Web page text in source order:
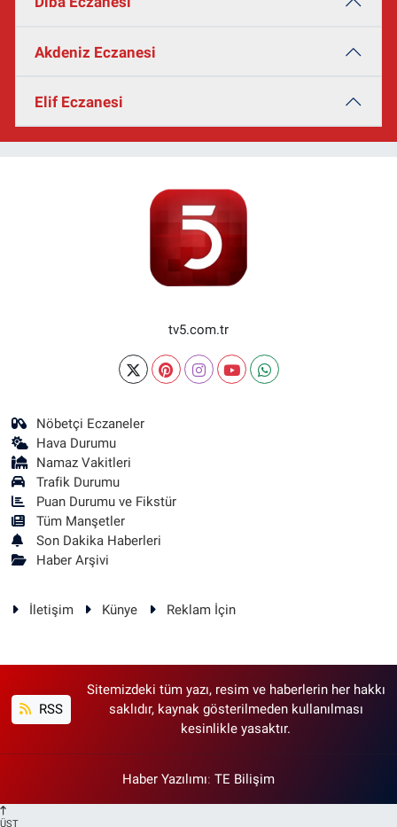
Akdeniz Eczanesi
Elif Eczanesi
tv5.com.tr
Nöbetçi Eczaneler
Hava Durumu
Namaz Vakitleri
Trafik Durumu
Puan Durumu ve Fikstür
Tüm Manşetler
Son Dakika Haberleri
Haber Arşivi
İletişim Künye Reklam İçin
RSS
Sitemizdeki tüm yazı, resim ve haberlerin her hakkı
saklıdır, kaynak gösterilmeden kullanılması
kesinlikle yasaktır.
Haber Yazılımı: TE Bilişim
ÜST